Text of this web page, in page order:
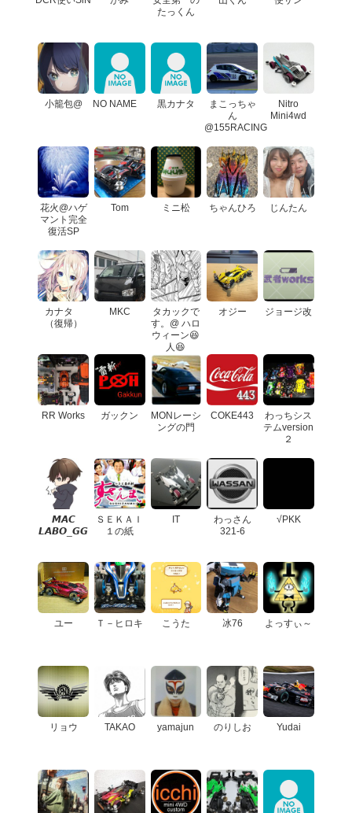
たっくん
小籠包@ NO NAME 黒カナタ
まこっちゃ
ん
@155RACING
Nitro
Mini4wd
花火@ハゲ
マント完全
復活SP
Tom ミニ松 ちゃんひろ じんたん
カナタ
（復帰）
MKC
タカックで
す。@ ハロ
ウィーン😆
人😆
オジー ジョージ改
RR Works ガックン
MONレーシ
ングの門
COKE443
わっちシス
テムversion
２
𝙈‌𝘼‌𝘾
𝙇‌𝘼‌𝘽‌𝙊_𝙂‌𝙂
ＳＥＫＡＩ
１の紙
IT
わっさん
321-6
√PKK
ユー Ｔ－ヒロキ こうた 冰76 よっすぃ～
リョウ TAKAO yamajun のりしお Yudai